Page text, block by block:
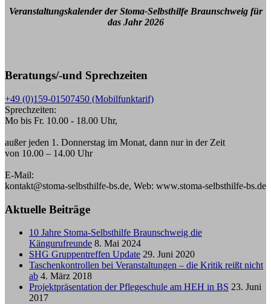
Veranstaltungskalender der Stoma-Selbsthilfe Braunschweig für
das Jahr 2026
Beratungs/-und Sprechzeiten
+49 (0)159-01507450 (Mobilfunktarif)
Sprechzeiten:
Mo bis Fr. 10.00 - 18.00 Uhr,
außer jeden 1. Donnerstag im Monat, dann nur in der Zeit
von 10.00 – 14.00 Uhr
E-Mail:
kontakt@stoma-selbsthilfe-bs.de, Web: www.stoma-selbsthilfe-bs.de
Aktuelle Beiträge
10 Jahre Stoma-Selbsthilfe Braunschweig die
Kängurufreunde 8. Mai 2024
SHG Gruppentreffen Update 29. Juni 2020
Taschenkontrollen bei Veranstaltungen – die Kritik reißt nicht
ab 4. März 2018
Projektpräsentation der Pflegeschule am HEH in BS 23. Juni
2017